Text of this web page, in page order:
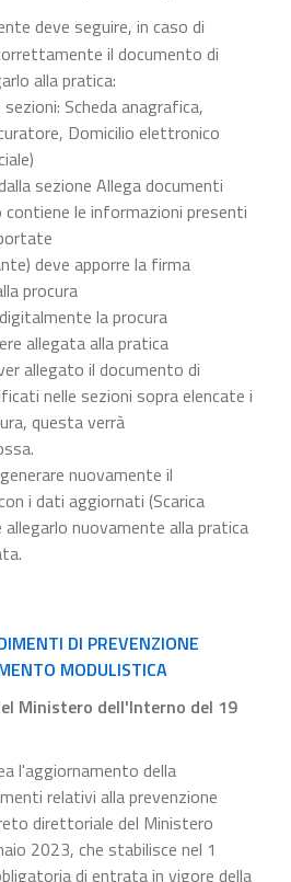
deve seguire, in caso di
il documento di
alla pratica:
Scheda anagrafica,
Domicilio elettronico
sezione Allega documenti
le informazioni presenti
deve apporre la firma
procura
la procura
allegata alla pratica
allegato il documento di
nelle sezioni sopra elencate i
questa verrà
nuovamente il
i dati aggiornati (Scarica
nuovamente alla pratica
DI PREVENZIONE
MODULISTICA
Ministero dell'Interno del 19
l'aggiornamento della
relativi alla prevenzione
direttoriale del Ministero
2023, che stabilisce nel 1
di entrata in vigore della